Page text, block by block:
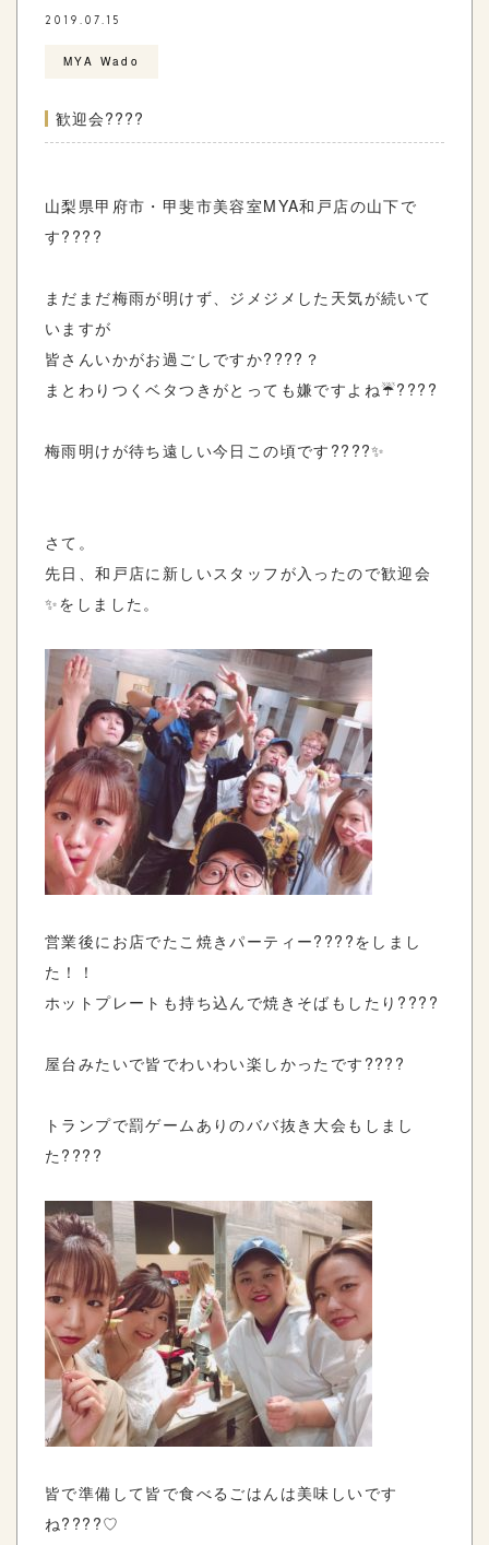
2019.07.15
MYA Wado
歓迎会????
山梨県甲府市・甲斐市美容室MYA和戸店の山下で
す????
まだまだ梅雨が明けず、ジメジメした天気が続いて
いますが
皆さんいかがお過ごしですか????？
まとわりつくベタつきがとっても嫌ですよね☔️????
梅雨明けが待ち遠しい今日この頃です????✨
さて。
先日、和戸店に新しいスタッフが入ったので歓迎会
✨をしました。
営業後にお店でたこ焼きパーティー????をしまし
た！！
ホットプレートも持ち込んで焼きそばもしたり????
屋台みたいで皆でわいわい楽しかったです????
トランプで罰ゲームありのババ抜き大会もしまし
た????
皆で準備して皆で食べるごはんは美味しいです
ね????♡